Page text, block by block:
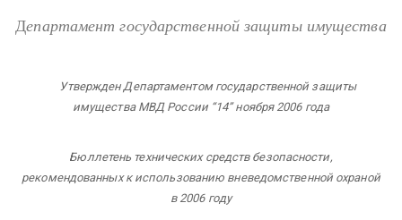
Департамент государственной защиты имущества
УтвержденДепартаментом государственной защиты
имущества МВД России“14” ноября 2006 года
Бюллетень технических средств безопасности,
рекомендованных к использованию вневедомственной охраной
в 2006 году